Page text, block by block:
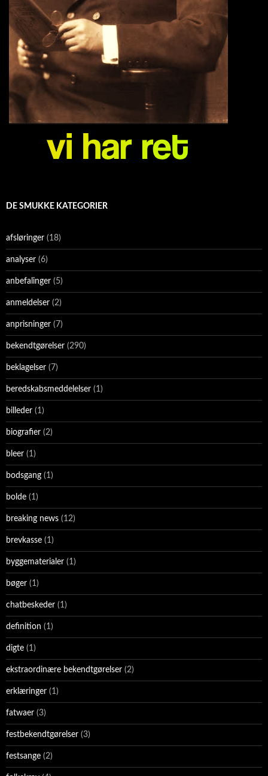
DE SMUKKE KATEGORIER
afsløringer (18)
analyser (6)
anbefalinger (5)
anmeldelser (2)
anprisninger (7)
bekendtgørelser (290)
beklagelser (7)
beredskabsmeddelelser (1)
billeder (1)
biografier (2)
bleer (1)
bodsgang (1)
bolde (1)
breaking news (12)
brevkasse (1)
byggematerialer (1)
bøger (1)
chatbeskeder (1)
definition (1)
digte (1)
ekstraordinære bekendtgørelser (2)
erklæringer (1)
fatwaer (3)
festbekendtgørelser (3)
festsange (2)